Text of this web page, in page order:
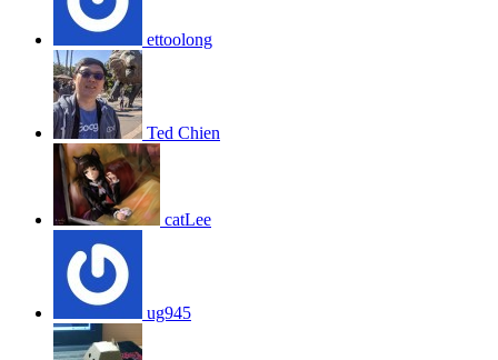
ettoolong
Ted Chien
catLee
ug945